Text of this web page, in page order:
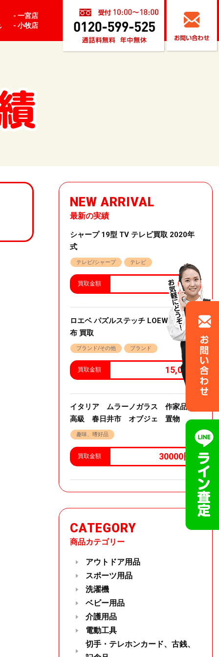
- 一宮店
- 小牧店
NEW ARRIVAL
最新の実績
シャープ 19型 TV テレビ買取 2020年
式
テレビ/シャープ テレビ
買取金額 3.000
ロエベ パズルステッチ LOEWE ミニ財
布 買取
ブランド/その他 ブランド
買取金額 15,000
イタリア ムラーノガラス 作家品
高級 春日井市 オブジェ 置物
趣味、嗜好品
買取金額 30000円
CATEGORY
商品カテゴリー
アウトドア用品
スポーツ用品
洗濯機
ベビー用品
介護用品
電動工具
切手・テレホンカード、古銭、